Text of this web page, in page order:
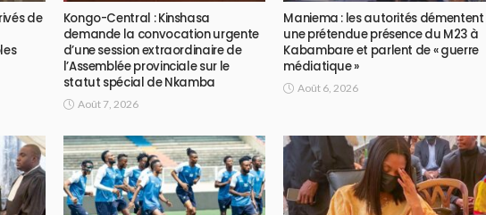
de
Kongo-Central : Kinshasa
demande la convocation urgente
d’une session extraordinaire de
l’Assemblée provinciale sur le
statut spécial de Nkamba
Août 7, 2026
Maniema : les autorités démentent
une prétendue présence du M23 à
Kabambare et parlent de « guerre
médiatique »
Août 6, 2026